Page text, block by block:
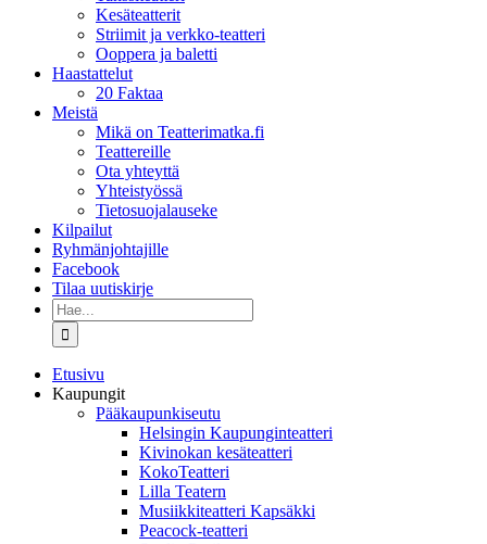
Kesäteatterit
Striimit ja verkko-teatteri
Ooppera ja baletti
Haastattelut
20 Faktaa
Meistä
Mikä on Teatterimatka.fi
Teattereille
Ota yhteyttä
Yhteistyössä
Tietosuojalauseke
Kilpailut
Ryhmänjohtajille
Facebook
Tilaa uutiskirje
Etsi
...
Etusivu
Kaupungit
Pääkaupunkiseutu
Helsingin Kaupunginteatteri
Kivinokan kesäteatteri
KokoTeatteri
Lilla Teatern
Musiikkiteatteri Kapsäkki
Peacock-teatteri